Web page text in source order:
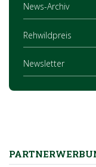
News-Archiv
Rehwildpreis
Newsletter